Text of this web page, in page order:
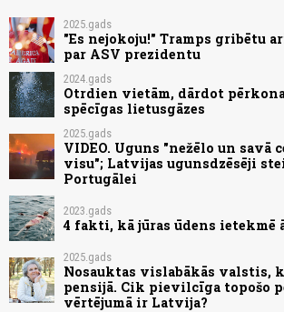
2025.gads
"Es nejokoju!" Tramps gribētu
par ASV prezidentu
2024.gads
Otrdien vietām, dārdot
spēcīgas lietusgāzes
2025.gads
VIDEO. Uguns "nežēlo un savā
visu"; Latvijas ugunsdzēsēji
Portugālei
2023.gads
4 fakti, kā jūras ūdens ietekmē
2025.gads
Nosauktas vislabākās valstis,
pensijā. Cik pievilcīga topošo
vērtējumā ir Latvija?